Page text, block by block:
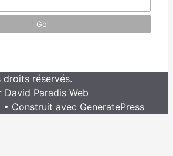
réservés.
David Paradis Web
• Construit avec GeneratePress